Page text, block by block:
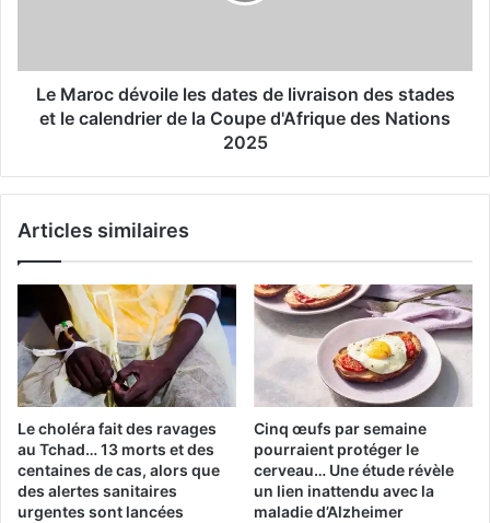
stades
la
d'Afrique
Le Maroc dévoile les dates de livraison des stades
et le calendrier de la Coupe d'Afrique des Nations
2025
Articles similaires
Le choléra fait des ravages
au Tchad… 13 morts et des
centaines de cas, alors que
des alertes sanitaires
urgentes sont lancées
Cinq œufs par semaine
pourraient protéger le
cerveau… Une étude révèle
un lien inattendu avec la
maladie d’Alzheimer